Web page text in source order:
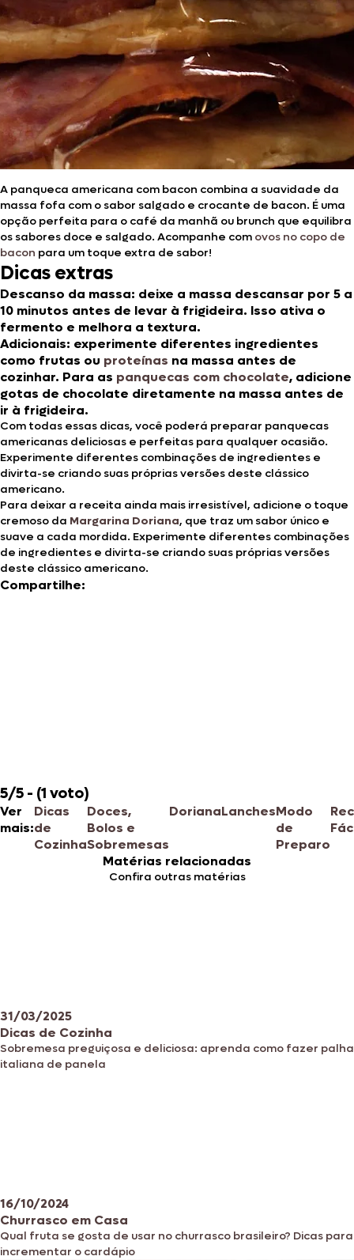
A panqueca americana com bacon combina a suavidade da
massa fofa com o sabor salgado e crocante de bacon. É uma
opção perfeita para o café da manhã ou brunch que equilibra
os sabores doce e salgado. Acompanhe com ovos no copo de
bacon para um toque extra de sabor!
Dicas extras
Descanso da massa: deixe a massa descansar por 5 a
10 minutos antes de levar à frigideira. Isso ativa o
fermento e melhora a textura.
Adicionais: experimente diferentes ingredientes
como frutas ou proteínas na massa antes de
cozinhar. Para as panquecas com chocolate, adicione
gotas de chocolate diretamente na massa antes de
ir à frigideira.
Com todas essas dicas, você poderá preparar panquecas
americanas deliciosas e perfeitas para qualquer ocasião.
Experimente diferentes combinações de ingredientes e
divirta-se criando suas próprias versões deste clássico
americano.
Para deixar a receita ainda mais irresistível, adicione o toque
cremoso da Margarina Doriana, que traz um sabor único e
suave a cada mordida. Experimente diferentes combinações
de ingredientes e divirta-se criando suas próprias versões
deste clássico americano.
Compartilhe:
5/5 - (1 voto)
Ver
mais:
Dicas
de
Cozinha
Doces,
Bolos e
Sobremesas
DorianaLanchesModo
de
Preparo
Matérias relacionadas
Confira outras matérias
31/03/2025
Dicas de Cozinha
Sobremesa preguiçosa e deliciosa: aprenda como fazer palha
italiana de panela
16/10/2024
Churrasco em Casa
Qual fruta se gosta de usar no churrasco brasileiro? Dicas para
incrementar o cardápio